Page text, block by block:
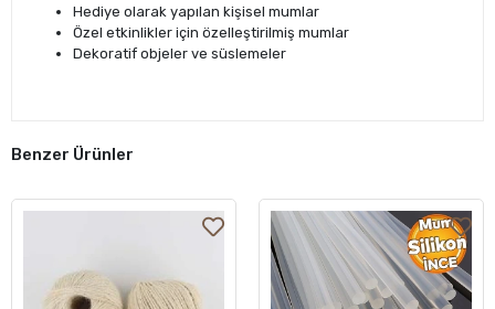
Hediye olarak yapılan kişisel mumlar
Özel etkinlikler için özelleştirilmiş mumlar
Dekoratif objeler ve süslemeler
Benzer Ürünler